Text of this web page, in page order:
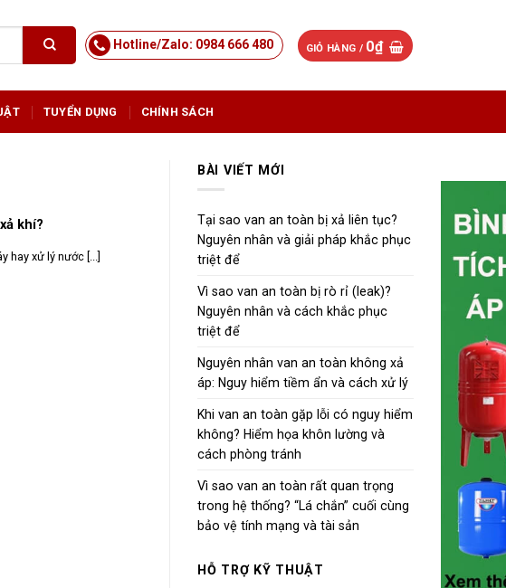
Hotline/Zalo: 0984 666 480 GIỎ HÀNG / 0₫
TUYỂN DỤNG CHÍNH SÁCH
khí?
hay xử lý nước [...]
BÀI VIẾT MỚI
Tại sao van an toàn bị xả liên tục?
Nguyên nhân và giải pháp khắc phục
triệt để
Vì sao van an toàn bị rò rỉ (leak)?
Nguyên nhân và cách khắc phục
triệt để
Nguyên nhân van an toàn không xả
áp: Nguy hiểm tiềm ẩn và cách xử lý
Khi van an toàn gặp lỗi có nguy hiểm
không? Hiểm họa khôn lường và
cách phòng tránh
Vì sao van an toàn rất quan trọng
trong hệ thống? “Lá chắn” cuối cùng
bảo vệ tính mạng và tài sản
HỖ TRỢ KỸ THUẬT